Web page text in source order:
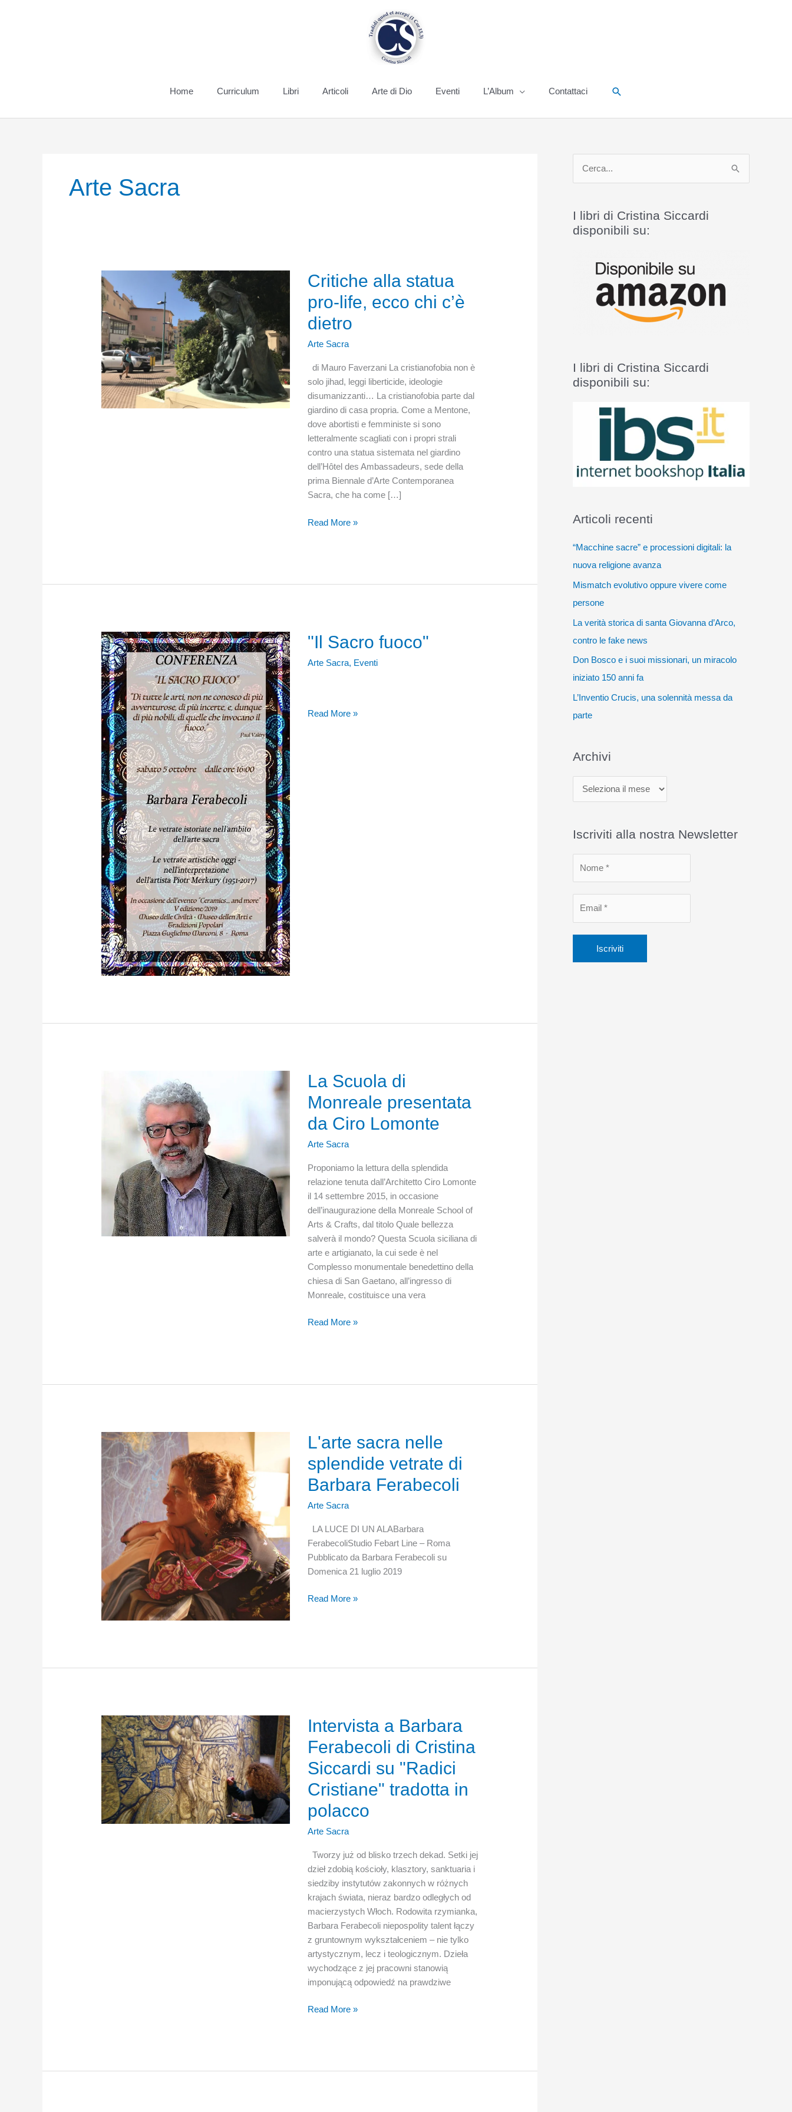
Home Curriculum Libri Articoli Arte di Dio Eventi L’Album Contattaci Cerca
Arte Sacra
Critiche alla statua
pro-life, ecco chi c’è
dietro
Arte Sacra
di Mauro Faverzani La cristianofobia non è
solo jihad, leggi liberticide, ideologie
disumanizzanti… La cristianofobia parte dal
giardino di casa propria. Come a Mentone,
dove abortisti e femministe si sono
letteralmente scagliati con i propri strali
contro una statua sistemata nel giardino
dell’Hôtel des Ambassadeurs, sede della
prima Biennale d’Arte Contemporanea
Sacra, che ha come […]
Critiche
dietro
Read More »
"Il Sacro fuoco"
Arte Sacra, Eventi
"Il
Read More »
La Scuola di
Monreale presentata
da Ciro Lomonte
Arte Sacra
Proponiamo la lettura della splendida
relazione tenuta dall’Architetto Ciro Lomonte
il 14 settembre 2015, in occasione
dell’inaugurazione della Monreale School of
Arts & Crafts, dal titolo Quale bellezza
salverà il mondo? Questa Scuola siciliana di
arte e artigianato, la cui sede è nel
Complesso monumentale benedettino della
chiesa di San Gaetano, all’ingresso di
Monreale, costituisce una vera
La
Read More »
L'arte sacra nelle
splendide vetrate di
Barbara Ferabecoli
Arte Sacra
LA LUCE DI UN ALABarbara
FerabecoliStudio Febart Line – Roma
Pubblicato da Barbara Ferabecoli su
Domenica 21 luglio 2019
L'arte
di
Read More »
Intervista a Barbara
Ferabecoli di Cristina
Siccardi su "Radici
Cristiane" tradotta in
polacco
Arte Sacra
Tworzy już od blisko trzech dekad. Setki jej
dzieł zdobią kościoły, klasztory, sanktuaria i
siedziby instytutów zakonnych w różnych
krajach świata, nieraz bardzo odległych od
macierzystych Włoch. Rodowita rzymianka,
Barbara Ferabecoli niepospolity talent łączy
z gruntownym wykształceniem – nie tylko
artystycznym, lecz i teologicznym. Dzieła
wychodzące z jej pracowni stanowią
imponującą odpowiedź na prawdziwe
Intervista
Read More »
c
a
I libri di Cristina Siccardi
disponibili su:
I libri di Cristina Siccardi
disponibili su:
Articoli recenti
“Macchine sacre” e processioni digitali: la
nuova religione avanza
Mismatch evolutivo oppure vivere come
persone
La verità storica di santa Giovanna d’Arco,
contro le fake news
Don Bosco e i suoi missionari, un miracolo
iniziato 150 anni fa
L’Inventio Crucis, una solennità messa da
parte
Archivi
r
h
i
Iscriviti alla nostra Newsletter